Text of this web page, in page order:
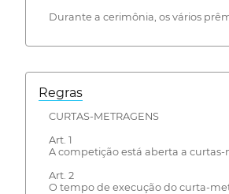
Durante a cerimônia, os vários
Regras
CURTAS-METRAGENS
Art. 1
A competição está aberta a curtas-
Art. 2
O tempo de execução do curta-